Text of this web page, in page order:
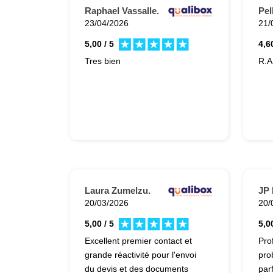
attentes.
Raphael Vassalle.
23/04/2026
5,00 / 5
Tres bien
21/
Laura Zumelzu.
20/03/2026
5,00 / 5
Excellent premier contact et
grande réactivité pour l'envoi
du devis et des documents
JP
20/